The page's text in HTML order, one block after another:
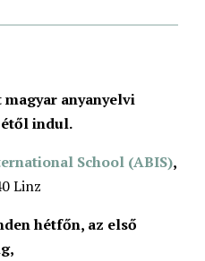
anyanyelvi
indul.
School (ABIS),
Linz
hétfőn, az első